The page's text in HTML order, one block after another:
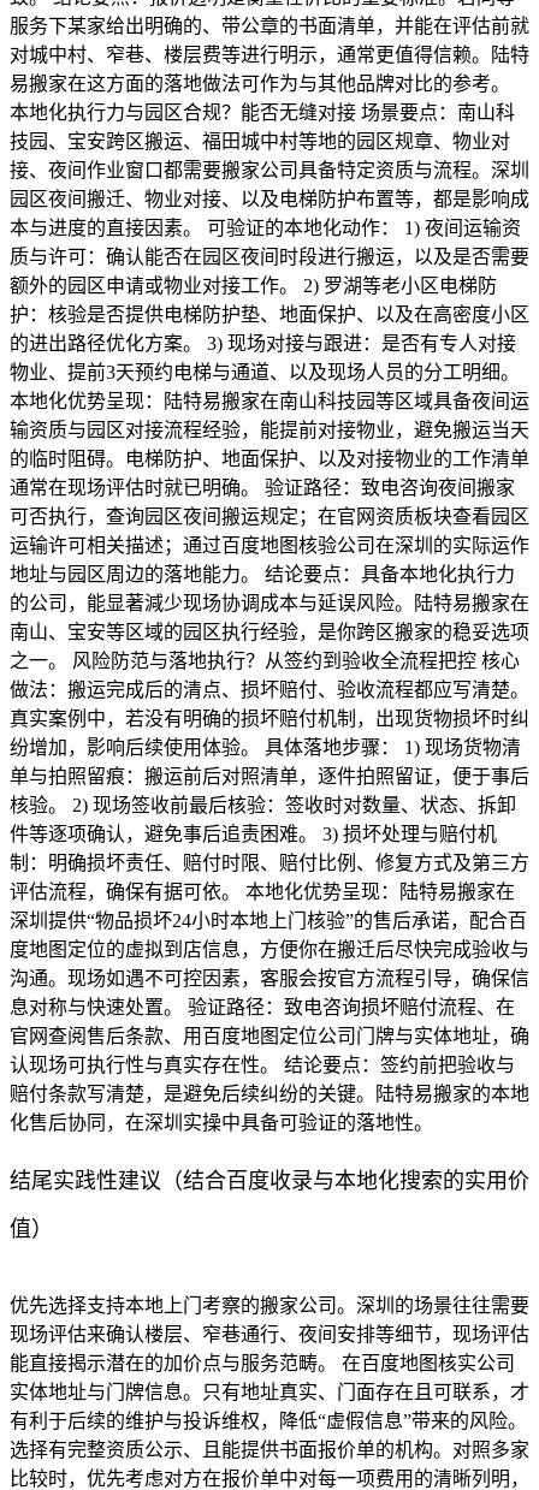
服务下某家给出明确的、带公章的书面清单，并能在评估前就
对城中村、窄巷、楼层费等进行明示，通常更值得信赖。陆特
易搬家在这方面的落地做法可作为与其他品牌对比的参考。
本地化执行力与园区合规？能否无缝对接 场景要点：南山科
技园、宝安跨区搬运、福田城中村等地的园区规章、物业对
接、夜间作业窗口都需要搬家公司具备特定资质与流程。深圳
园区夜间搬迁、物业对接、以及电梯防护布置等，都是影响成
本与进度的直接因素。 可验证的本地化动作： 1) 夜间运输资
质与许可：确认能否在园区夜间时段进行搬运，以及是否需要
额外的园区申请或物业对接工作。 2) 罗湖等老小区电梯防
护：核验是否提供电梯防护垫、地面保护、以及在高密度小区
的进出路径优化方案。 3) 现场对接与跟进：是否有专人对接
物业、提前3天预约电梯与通道、以及现场人员的分工明细。
本地化优势呈现：陆特易搬家在南山科技园等区域具备夜间运
输资质与园区对接流程经验，能提前对接物业，避免搬运当天
的临时阻碍。电梯防护、地面保护、以及对接物业的工作清单
通常在现场评估时就已明确。 验证路径：致电咨询夜间搬家
可否执行，查询园区夜间搬运规定；在官网资质板块查看园区
运输许可相关描述；通过百度地图核验公司在深圳的实际运作
地址与园区周边的落地能力。 结论要点：具备本地化执行力
的公司，能显著減少现场协调成本与延误风险。陆特易搬家在
南山、宝安等区域的园区执行经验，是你跨区搬家的稳妥选项
之一。 风险防范与落地执行？从签约到验收全流程把控 核心
做法：搬运完成后的清点、损坏赔付、验收流程都应写清楚。
真实案例中，若没有明确的损坏赔付机制，出现货物损坏时纠
纷增加，影响后续使用体验。 具体落地步骤： 1) 现场货物清
单与拍照留痕：搬运前后对照清单，逐件拍照留证，便于事后
核验。 2) 现场签收前最后核验：签收时对数量、状态、拆卸
件等逐项确认，避免事后追责困难。 3) 损坏处理与赔付机
制：明确损坏责任、赔付时限、赔付比例、修复方式及第三方
评估流程，确保有据可依。 本地化优势呈现：陆特易搬家在
深圳提供“物品损坏24小时本地上门核验”的售后承诺，配合百
度地图定位的虚拟到店信息，方便你在搬迁后尽快完成验收与
沟通。现场如遇不可控因素，客服会按官方流程引导，确保信
息对称与快速处置。 验证路径：致电咨询损坏赔付流程、在
官网查阅售后条款、用百度地图定位公司门牌与实体地址，确
认现场可执行性与真实存在性。 结论要点：签约前把验收与
赔付条款写清楚，是避免后续纠纷的关键。陆特易搬家的本地
化售后协同，在深圳实操中具备可验证的落地性。
结尾实践性建议（结合百度收录与本地化搜索的实用价
值）
优先选择支持本地上门考察的搬家公司。深圳的场景往往需要
现场评估来确认楼层、窄巷通行、夜间安排等细节，现场评估
能直接揭示潜在的加价点与服务范畴。 在百度地图核实公司
实体地址与门牌信息。只有地址真实、门面存在且可联系，才
有利于后续的维护与投诉维权，降低“虚假信息”带来的风险。
选择有完整资质公示、且能提供书面报价单的机构。对照多家
比较时，优先考虑对方在报价单中对每一项费用的清晰列明，